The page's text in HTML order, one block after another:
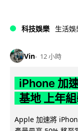
科技娛樂 生活娛
Vin 12 小時
iPhone 加
基地 上年
Apple 加速將